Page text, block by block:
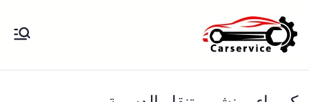
إلى
المحتوى
الكويت
بنشر متنقل الكويت كهرباء وبنشر تبديل